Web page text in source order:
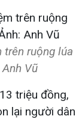
trên ruộng lúa
Vũ
triệu đồng,
lại người dân